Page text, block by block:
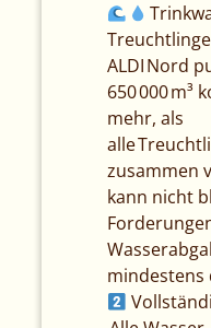
ALDI Nord
650 000 m³
mehr, als
alle
zusammen
kann nicht
mindestens